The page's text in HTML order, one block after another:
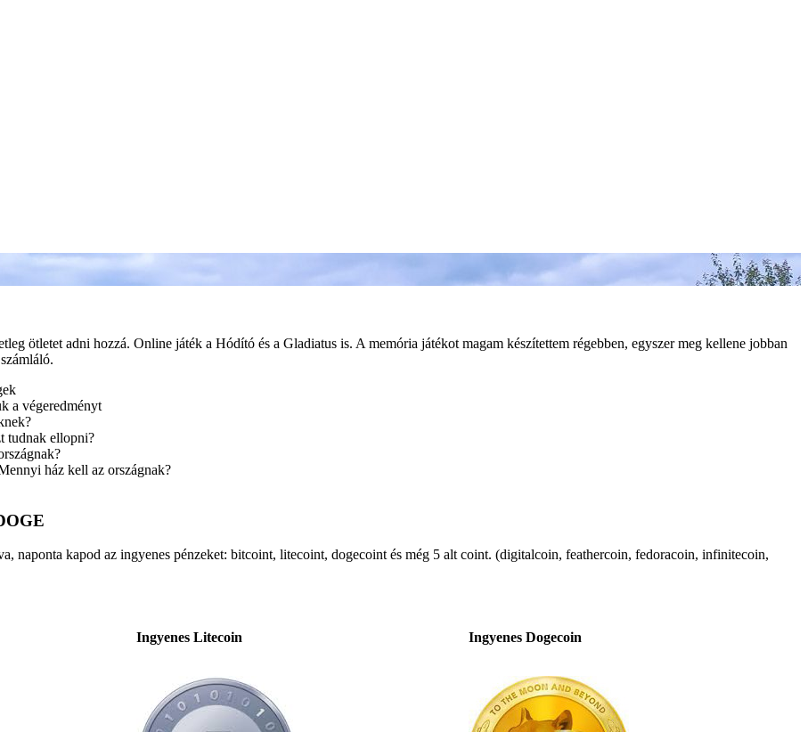
ötletet adni hozzá. Online játék a Hódító és a Gladiatus is. A memória játékot magam készítettem régebben, egyszer meg kellene jobban
a végeredményt
tudnak ellopni?
ház kell az országnak?
naponta kapod az ingyenes pénzeket: bitcoint, litecoint, dogecoint és még 5 alt coint. (digitalcoin, feathercoin, fedoracoin, infinitecoin,
Ingyenes Litecoin Ingyenes Dogecoin